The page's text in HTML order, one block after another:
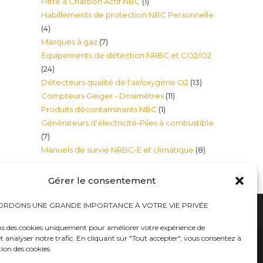
Gérer le consentement
UNE GRANDE IMPORTANCE À VOTRE VIE PRIVÉE
des cookies uniquement pour améliorer votre expérience de
analyser notre trafic. En cliquant sur "Tout accepter", vous consentez à
des cookies.
produit
Habillements de protection NBC Personnelle
44
produits
Masques à gaz 77
produits
Équipements de détection NRBC et CO2/O2
2424
produits
Détecteurs qualité de l'air/oxygène O2 1313
Compteurs Geiger - Dosimètres 1111
Produits décontaminants NBC 11
produit
Générateurs d'électricité-Piles à combustible
77
produits
Manuels de survie NRBC-E et climatique 88
Bureaux tables bunkers NRBC-E
médicales